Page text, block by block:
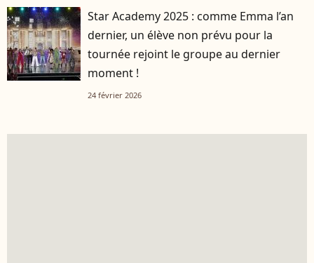
Star Academy 2025 : comme Emma l’an
dernier, un élève non prévu pour la
tournée rejoint le groupe au dernier
moment !
24 février 2026